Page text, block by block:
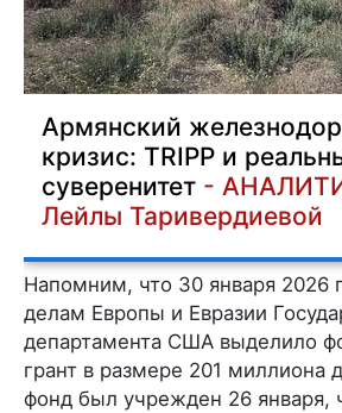
Армянский
кризис: TRIPP и
суверенитет -
Лейлы Таривердиевой
Напомним, что 30 января 2026
делам Европы и Евразии
департамента США выделило
грант в размере 201 миллиона
фонд был учрежден 26 января,